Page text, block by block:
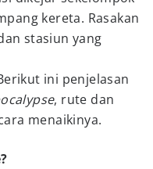
kereta. Rasakan
stasiun yang
ini penjelasan
, rute dan
menaikinya.